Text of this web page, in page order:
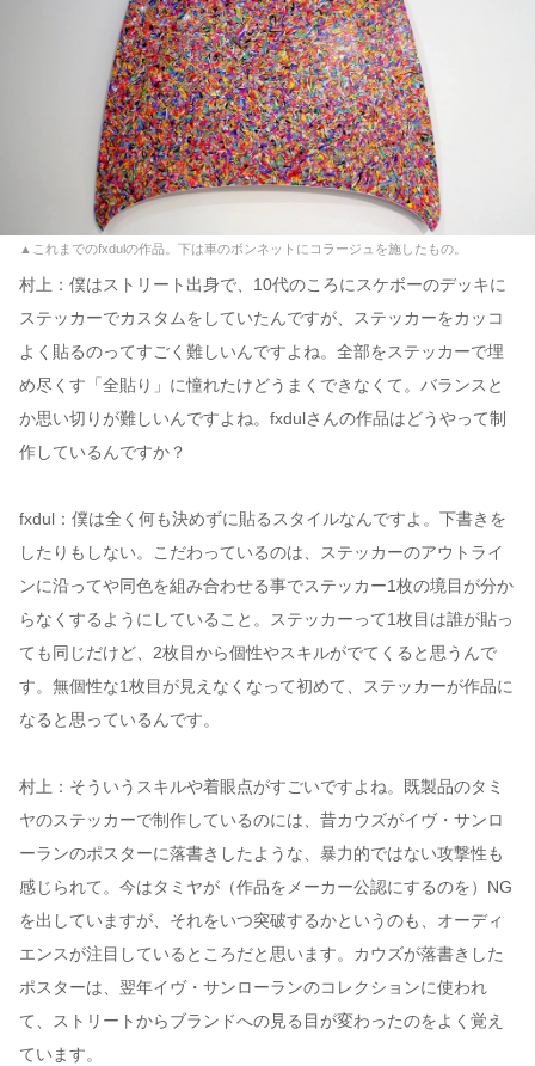
▲これまでのfxdulの作品。下は車のボンネットにコラージュを施したもの。
村上：僕はストリート出身で、10代のころにスケボーのデッキに
ステッカーでカスタムをしていたんですが、ステッカーをカッコ
よく貼るのってすごく難しいんですよね。全部をステッカーで埋
め尽くす「全貼り」に憧れたけどうまくできなくて。バランスと
か思い切りが難しいんですよね。fxdulさんの作品はどうやって制
作しているんですか？
fxdul：僕は全く何も決めずに貼るスタイルなんですよ。下書きを
したりもしない。こだわっているのは、ステッカーのアウトライ
ンに沿ってや同色を組み合わせる事でステッカー1枚の境目が分か
らなくするようにしていること。ステッカーって1枚目は誰が貼っ
ても同じだけど、2枚目から個性やスキルがでてくると思うんで
す。無個性な1枚目が見えなくなって初めて、ステッカーが作品に
なると思っているんです。
村上：そういうスキルや着眼点がすごいですよね。既製品のタミ
ヤのステッカーで制作しているのには、昔カウズがイヴ・サンロ
ーランのポスターに落書きしたような、暴力的ではない攻撃性も
感じられて。今はタミヤが（作品をメーカー公認にするのを）NG
を出していますが、それをいつ突破するかというのも、オーディ
エンスが注目しているところだと思います。カウズが落書きした
ポスターは、翌年イヴ・サンローランのコレクションに使われ
て、ストリートからブランドへの見る目が変わったのをよく覚え
ています。